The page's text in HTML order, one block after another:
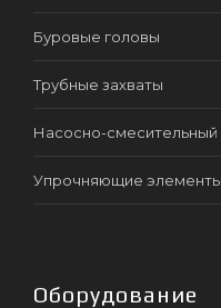
Буровые головы
Трубные захваты
Насосно-смесительный
Упрочняющие
Оборудование